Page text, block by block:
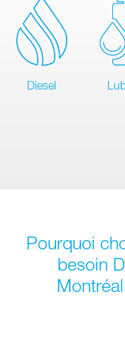
Diesel
Pourquoi
besoin